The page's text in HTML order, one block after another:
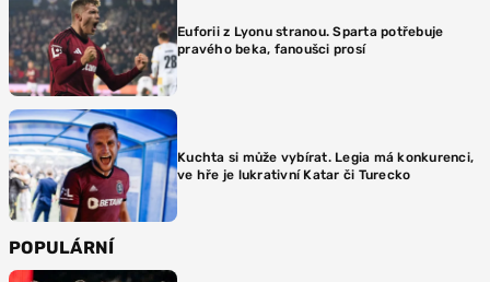
Euforii z Lyonu stranou. Sparta potřebuje
pravého beka, fanoušci prosí
Kuchta si může vybírat. Legia má konkurenci,
ve hře je lukrativní Katar či Turecko
POPULÁRNÍ